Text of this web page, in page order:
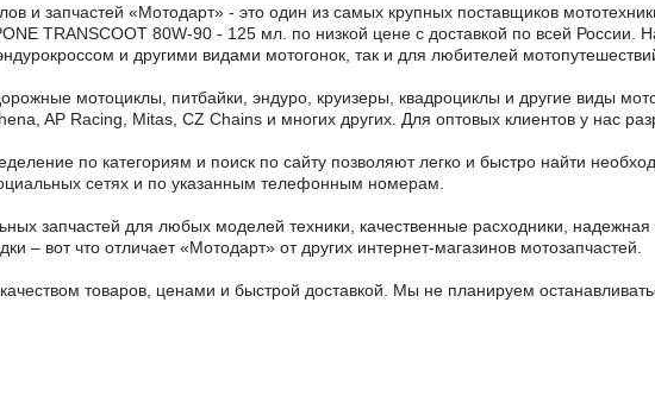
и запчастей «Мотодарт» - это один из самых крупных поставщиков
TRANSCOOT 80W-90 - 125 мл. по низкой цене с доставкой по всей России.
и другими видами мотогонок, так и для любителей
мотоциклы, питбайки, эндуро, круизеры, квадроциклы и другие виды
AP Racing, Mitas, CZ Chains и многих других. Для оптовых клиентов у нас
по категориям и поиск по сайту позволяют легко и быстро найти
сетях и по указанным телефонным номерам.
запчастей для любых моделей техники, качественные расходники,
– вот что отличает «Мотодарт» от других интернет-магазинов мотозапчастей.
товаров, ценами и быстрой доставкой. Мы не планируем